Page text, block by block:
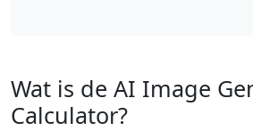
Wat is de AI Image
Calculator?